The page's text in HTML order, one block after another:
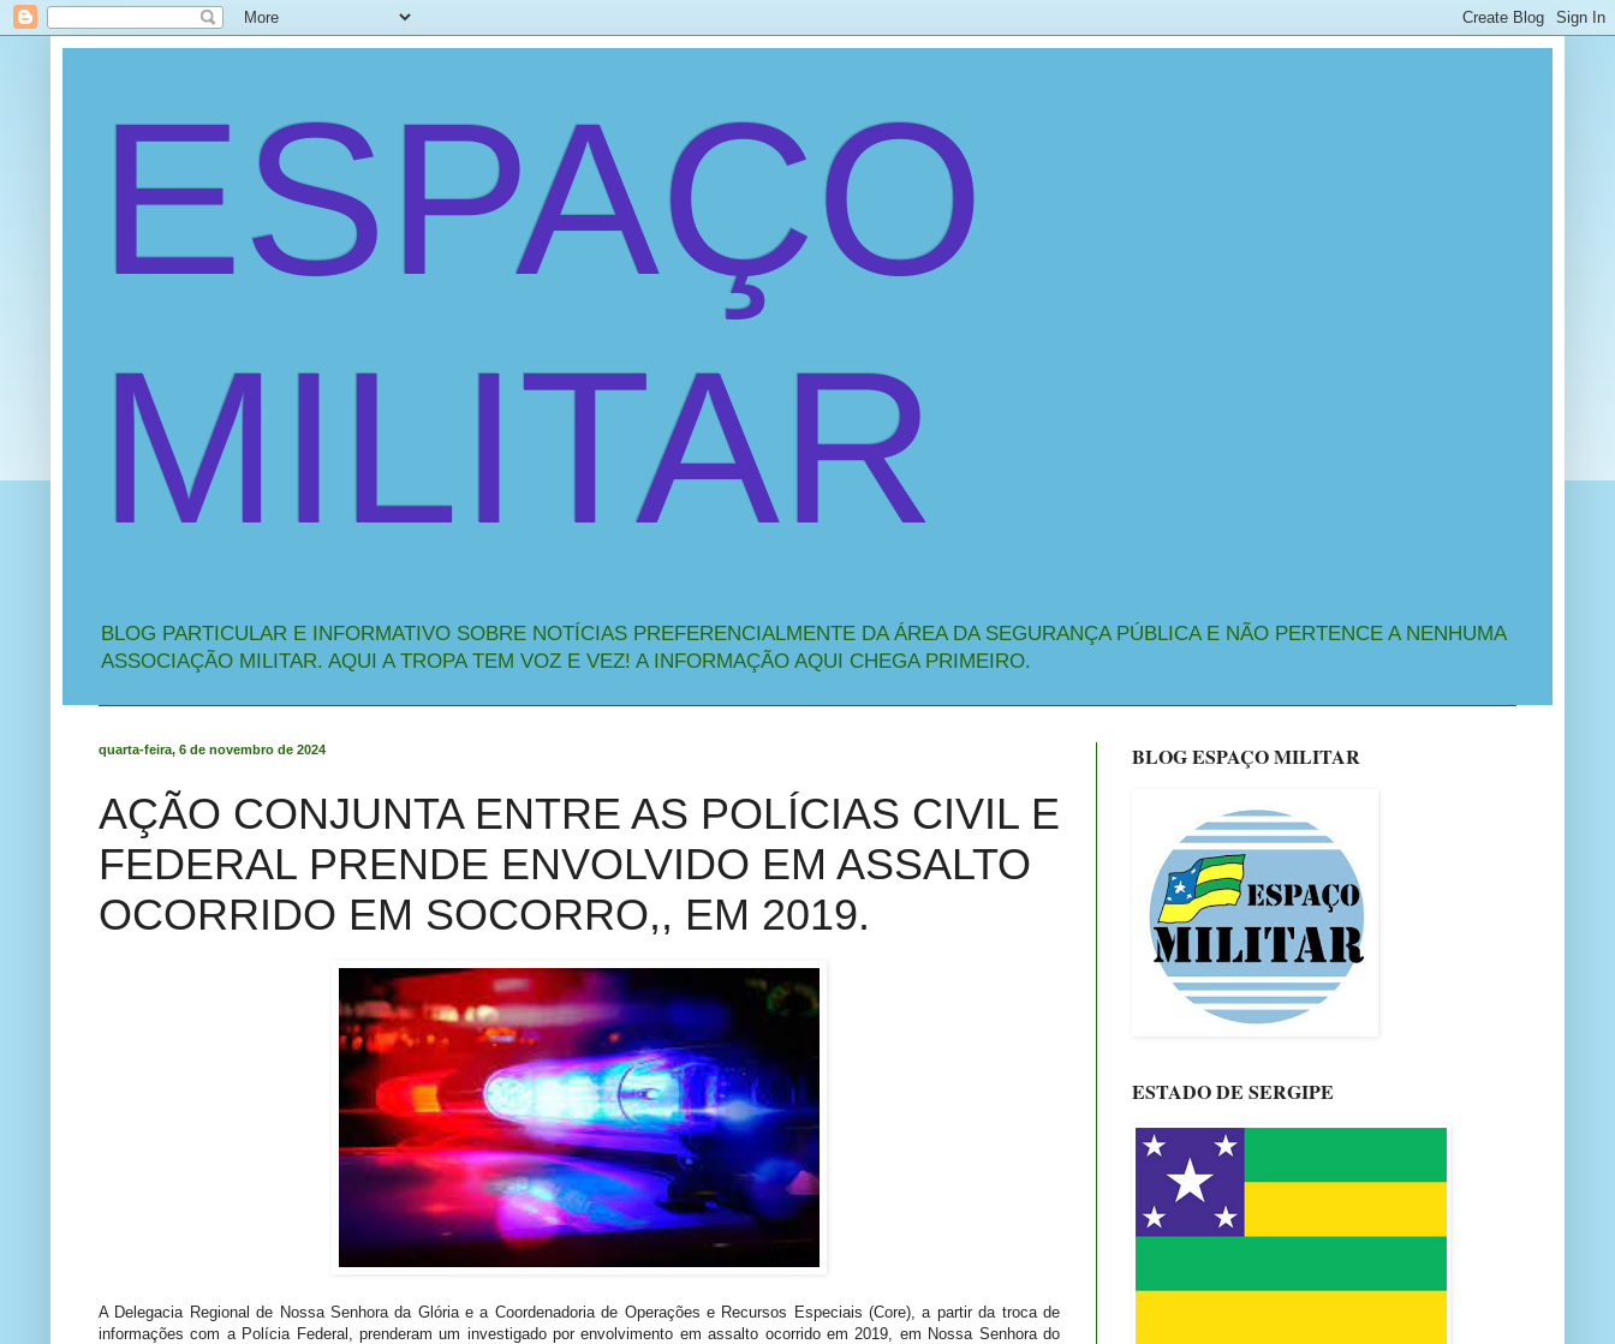
ESPAÇO
MILITAR
BLOG PARTICULAR E INFORMATIVO SOBRE NOTÍCIAS PREFERENCIALMENTE DA ÁREA DA SEGURANÇA PÚBLICA E NÃO PERTENCE A NENHUMA
ASSOCIAÇÃO MILITAR. AQUI A TROPA TEM VOZ E VEZ! A INFORMAÇÃO AQUI CHEGA PRIMEIRO.
quarta-feira, 6 de novembro de 2024
AÇÃO CONJUNTA ENTRE AS POLÍCIAS CIVIL E
FEDERAL PRENDE ENVOLVIDO EM ASSALTO
OCORRIDO EM SOCORRO,, EM 2019.
A Delegacia Regional de Nossa Senhora da Glória e a Coordenadoria de Operações e Recursos Especiais (Core), a partir da troca de
informações com a Polícia Federal, prenderam um investigado por envolvimento em assalto ocorrido em 2019, em Nossa Senhora do
BLOG ESPAÇO MILITAR
ESTADO DE SERGIPE